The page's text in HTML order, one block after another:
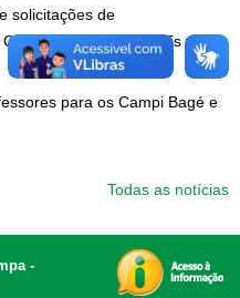
solicitações de
para TAEs
para os Campi Bagé e
Todas as notícias
-